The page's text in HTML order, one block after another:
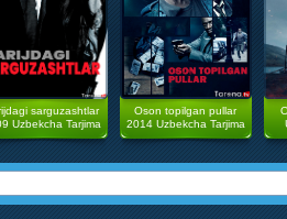
sarguzashtlar
Uzbekcha Tarjima
Oson topilgan pullar
2014 Uzbekcha Tarjima